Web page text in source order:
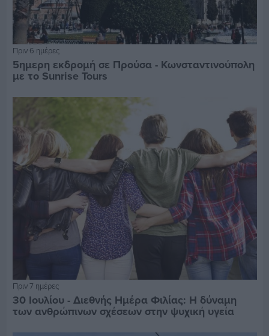
Πριν 6 ημέρες
5ημερη εκδρομή σε Προύσα - Κωνσταντινούπολη
με το Sunrise Tours
Πριν 7 ημέρες
30 Ιουλίου - Διεθνής Ημέρα Φιλίας: Η δύναμη
των ανθρώπινων σχέσεων στην ψυχική υγεία